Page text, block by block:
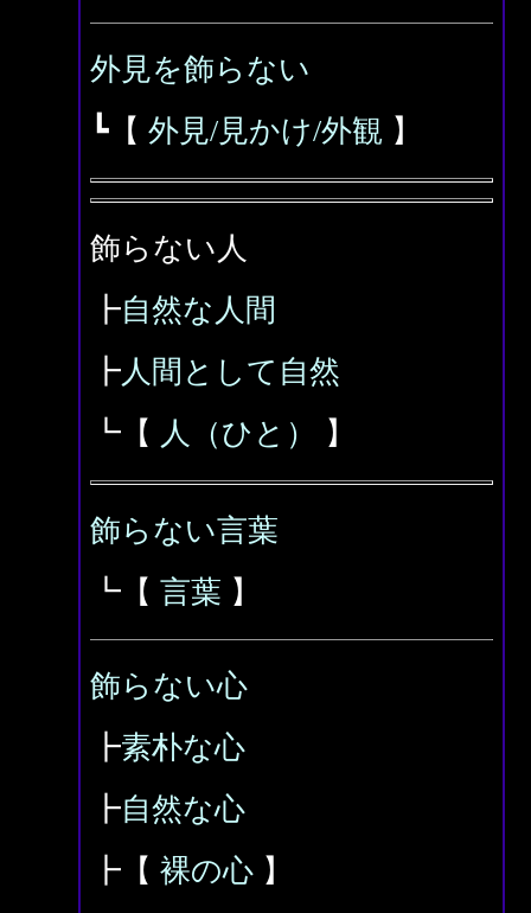
外見を飾らない
┗【 外見/見かけ/外観 】
飾らない人
┣自然な人間
┣人間として自然
┗【 人（ひと） 】
飾らない言葉
┗【 言葉 】
飾らない心
┣素朴な心
┣自然な心
┣【 裸の心 】